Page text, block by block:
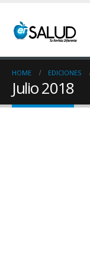
HOME EDICIONES
Julio 2018